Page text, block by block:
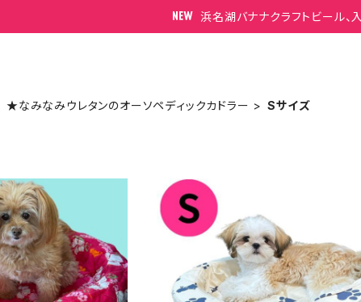
浜名湖バナナクラフトビール、入
★なみなみウレタンのオーソペディックカドラー Sサイズ